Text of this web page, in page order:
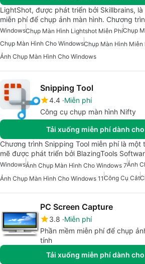
LightShot, được phát triển bởi Skillbrains,
miễn phí để chụp ảnh màn hình. Chương
WindowsChụp Màn Hình Lightshot Miễn PhíChụp
Chụp Màn Hình Cho WindowsChụp Màn Hình Miễn
Ảnh Chụp Màn Hình Cho Windows
Snipping Tool
4.4 Miễn phí
Công cụ chụp màn hình Nifty
Tải xuống miễn phí dành
Chương trình Snipping Tool miễn phí là một
mẽ được phát triển bởi BlazingTools
WindowsẢnh Chụp Màn Hình Cho Windows 7Ảnh
Ảnh Chụp Màn Hình Cho Windows 11Công Cụ Cắt
PC Screen Capture
3.8 Miễn phí
Phần mềm miễn phí để chụp
tính
Tải xuống miễn phí dành